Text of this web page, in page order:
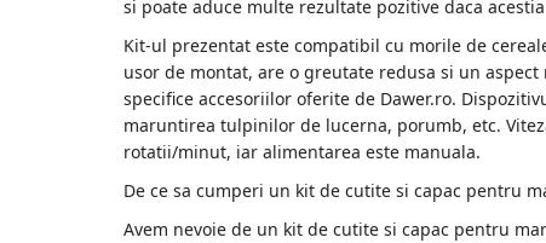
Generatoare și Motoare
Motoare electrice
si poate aduce multe rezultate pozitive daca
Kit-ul prezentat este compatibil cu morile de
usor de montat, are o greutate redusa si un
specifice accesoriilor oferite de Dawer.ro.
maruntirea tulpinilor de lucerna, porumb, etc.
rotatii/minut, iar alimentarea este manuala.
De ce sa cumperi un kit de cutite si capac pentru
Avem nevoie de un kit de cutite si capac pentru